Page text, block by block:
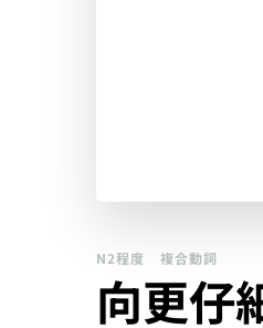
N2程度 複合動詞
向更仔